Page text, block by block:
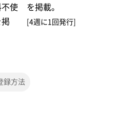
不使
を掲載。
[4週に1回発行]
録方法